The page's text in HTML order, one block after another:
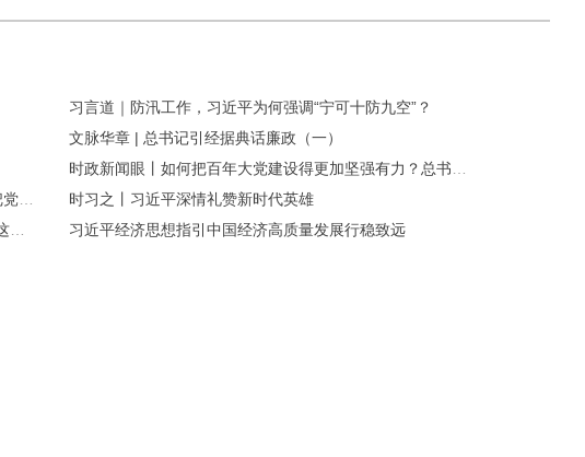
习言道｜防汛工作，习近平为何强调“宁可十防九空”？
文脉华章 | 总书记引经据典话廉政（一）
时习之丨习近平深情礼赞新时代英雄
习近平经济思想指引中国经济高质量发展行稳致远